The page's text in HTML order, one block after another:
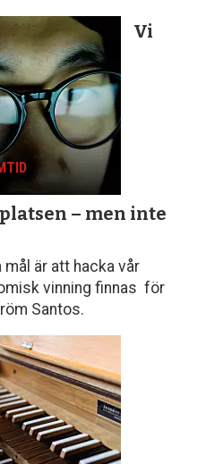
Vi
– men inte
är att hacka vår
vinning finnas för
Santos.